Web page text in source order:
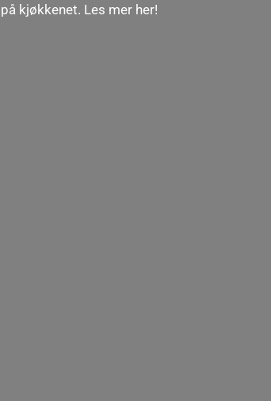
kjøkkenet. Les mer her!